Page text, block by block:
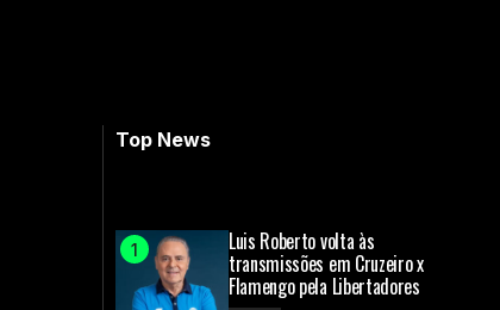
Top News
Luis Roberto volta às
transmissões em Cruzeiro x
Flamengo pela Libertadores